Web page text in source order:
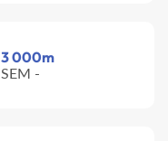
3 000m
SEM -